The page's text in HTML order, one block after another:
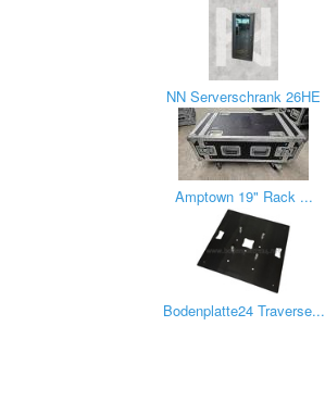
NN Serverschrank 26HE
Amptown 19" Rack ...
Bodenplatte24 Traverse...